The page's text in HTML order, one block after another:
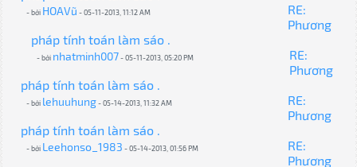
- bởi HOAVũ - 05-11-2013, 11:12 AM
RE:
Phương
pháp tính toán làm sáo .
- bởi nhatminh007 - 05-11-2013, 05:20 PM
RE:
Phương
pháp tính toán làm sáo .
- bởi lehuuhung- 05-14-2013, 11:32 AM
RE:
Phương
pháp tính toán làm sáo .
- bởi Leehonso_1983 - 05-14-2013, 01:56 PM
RE:
Phương